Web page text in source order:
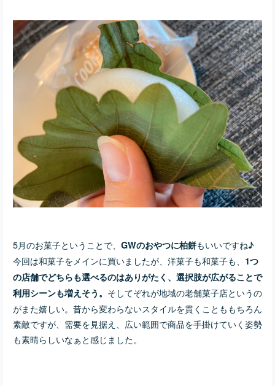
5月のお菓子ということで、 GWのおやつに柏餅もいいですね♪
今回は和菓子をメインに買いましたが、洋菓子も和菓子も、 1つ
の店舗でどちらも選べるのはありがたく、選択肢が広がることで
利用シーンも増えそう。 そしてぞれが地域の老舗菓子店というの
がまた嬉しい。昔から変わらないスタイルを貫くことももちろん
素敵ですが、需要を見据え、広い範囲で商品を手掛けていく姿勢
も素晴らしいなぁと感じました。